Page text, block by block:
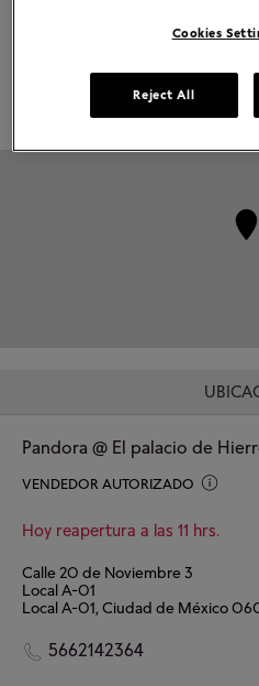
La más alta calidad de oro
Pandora Charms, brazaletes,
Pandora @ El palacio de
VENDEDOR AUTORIZADO
Hoy reapertura a las 11 hrs.
Calle 20 de Noviembre 3
Local A-01
Local A-01, Ciudad de México
5662142364
Cookies
Reject All